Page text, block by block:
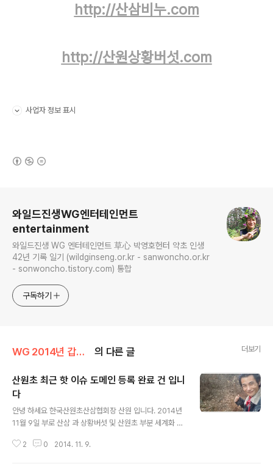
http://산삼비누.com
http://산원상황버섯.com
사업자 정보 표시
와일드진생WG엔터테인먼트
entertainment
와일드진생 WG 엔터테인먼트 草心 박영호헌터 약초 인생
42년 기록 일기 (wildginseng.or.kr - sanwoncho.or.kr
- sonwoncho.tistory.com) 통합
구독하기
WG 2014년 갑오년 기록 의 다른 글 더보기
산원초 최근 핫 이슈 도메인 등록 완료 건 입니
다
안녕 하세요 한국산원초산삼협회장 산원 입니다. 2014년
11월 9일 부로 산삼 과 상황버섯 및 산원초 부분 세계화 시
주소 3개에서 5개가 추가된 8개로 2015년 을미년을 준비
2 0 2014. 11. 9.